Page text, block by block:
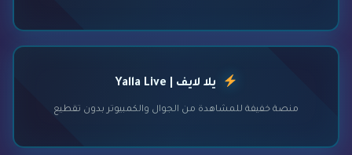
يلا لايف | Yalla Live
منصة خفيفة للمشاهدة من الجوال والكمبيوتر بدون تقطيع